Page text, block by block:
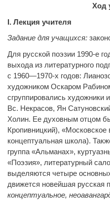
Ход
I. Лекция учителя
Задание для учащихся:
Для русской поэзии 1990-е
выхода из литературного
с 1960—1970-х годов:
художником Оскаром
сгруппировались художники
Вс. Некрасов, Ян
Холин. Ее духовным отцом
Кропивницкий), «Московское
концептуальная школа).
группа «Альманах»,
«Поэзия», литературный
выделяются четыре
движется новейшая русская
концептуальное,